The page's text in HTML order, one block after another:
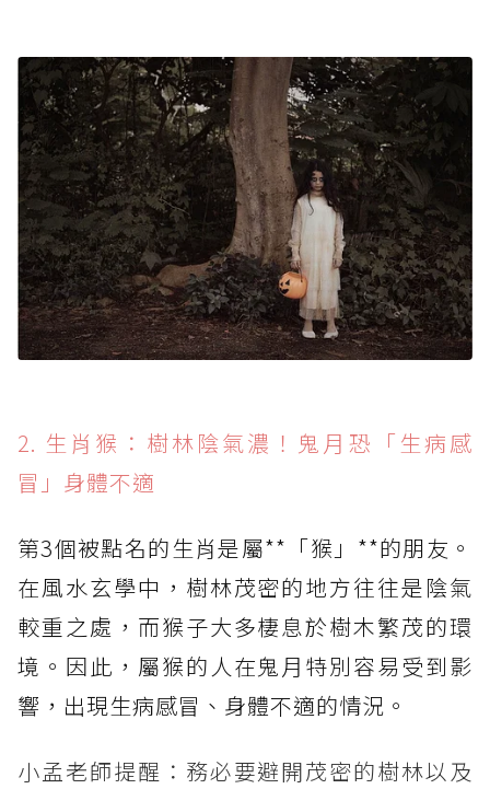
2. 生肖猴：樹林陰氣濃！鬼月恐「生病感
冒」身體不適
第3個被點名的生肖是屬**「猴」**的朋友。
在風水玄學中，樹林茂密的地方往往是陰氣
較重之處，而猴子大多棲息於樹木繁茂的環
境。因此，屬猴的人在鬼月特別容易受到影
響，出現生病感冒、身體不適的情況。
小孟老師提醒：務必要避開茂密的樹林以及